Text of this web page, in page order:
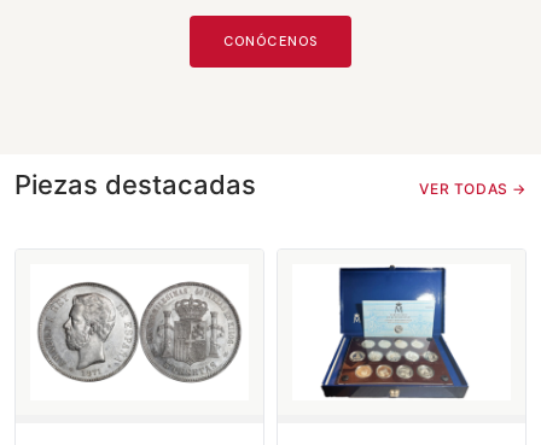
CONÓCENOS
Piezas destacadas VER TODAS →